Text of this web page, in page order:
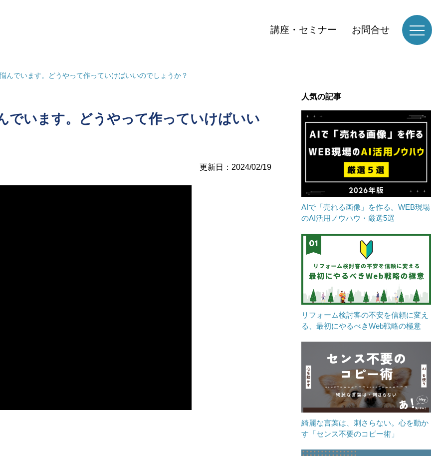
講座・セミナー お問合せ
んでいます。どうやって作っていけばいいのでしょうか？
でいます。どうやって作っていけばいい
更新日：2024/02/19
人気の記事
AIで「売れる画像」を作る。WEB現場
のAI活用ノウハウ・厳選5選
リフォーム検討客の不安を信頼に変え
る、最初にやるべきWeb戦略の極意
綺麗な言葉は、刺さらない。心を動か
す「センス不要のコピー術」